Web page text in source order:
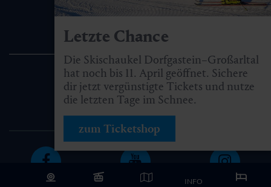
INFO
Letzte Chance
Die Skischaukel Dorfgastein–Großarltal
hat noch bis 11. April geöffnet. Sichere
dir jetzt vergünstigte Tickets und nutze
die letzten Tage im Schnee.
zum Ticketshop